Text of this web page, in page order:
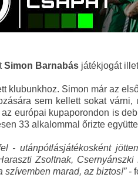
Simon Barnabás játékjogát
klubunkhoz. Simon már az
sem kellett sokat
európai kupaporondon is
33 alkalommal őrizte
- utánpótlásjátékosként
Zsoltnak,
marad, az biztos!” -